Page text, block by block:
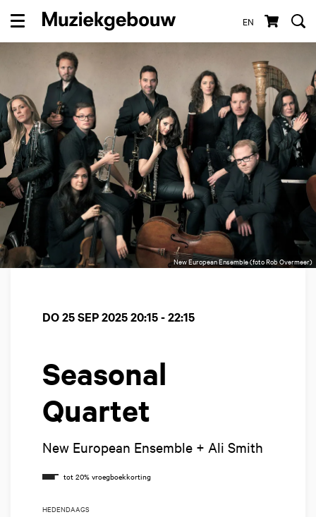
EN
Menu
New European Ensemble (foto Rob Overmeer)
Seasonal
Quartet
New European Ensemble + Ali Smith
DO 25 SEP 202520:15 - 22:15
HEDENDAAGS